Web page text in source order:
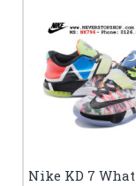
Nike KD 7